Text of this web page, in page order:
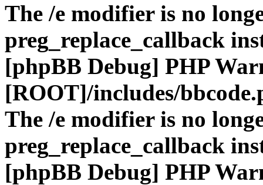
The /e modifier is no
preg_replace_callback
[phpBB Debug] PHP
[ROOT]/includes/
The /e modifier is no
preg_replace_callback
[phpBB Debug] PHP